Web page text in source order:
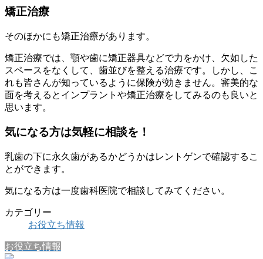
矯正治療
そのほかにも矯正治療があります。
矯正治療では、顎や歯に矯正器具などで力をかけ、欠如した
スペースをなくして、歯並びを整える治療です。しかし、こ
れも皆さんが知っているように保険が効きません。審美的な
面を考えるとインプラントや矯正治療をしてみるのも良いと
思います。
気になる方は気軽に相談を！
乳歯の下に永久歯があるかどうかはレントゲンで確認するこ
とができます。
気になる方は一度歯科医院で相談してみてください。
カテゴリー
お役立ち情報
お役立ち情報